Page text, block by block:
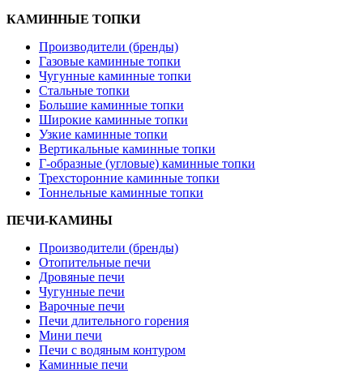
КАМИННЫЕ ТОПКИ
Производители (бренды)
Газовые каминные топки
Чугунные каминные топки
Стальные топки
Большие каминные топки
Широкие каминные топки
Узкие каминные топки
Вертикальные каминные топки
Г-образные (угловые) каминные топки
Трехсторонние каминные топки
Тоннельные каминные топки
ПЕЧИ-КАМИНЫ
Производители (бренды)
Отопительные печи
Дровяные печи
Чугунные печи
Варочные печи
Печи длительного горения
Мини печи
Печи с водяным контуром
Каминные печи